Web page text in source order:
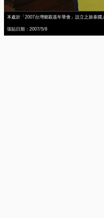
本處於「2007台灣鄉親嘉年華會」設立之旅泰
張貼日期：2007/5/8